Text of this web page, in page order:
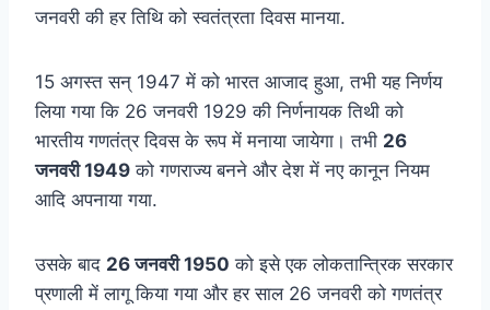
जनवरी की हर तिथि को स्वतंत्रता दिवस मानया.
15 अगस्त सन् 1947 में को भारत आजाद हुआ, तभी यह निर्णय
लिया गया कि 26 जनवरी 1929 की निर्णनायक तिथी को
भारतीय गणतंत्र दिवस के रूप में मनाया जायेगा। तभी 26
जनवरी 1949 को गणराज्य बनने और देश में नए कानून नियम
आदि अपनाया गया.
उसके बाद 26 जनवरी 1950 को इसे एक लोकतान्त्रिक सरकार
प्रणाली में लागू किया गया और हर साल 26 जनवरी को गणतंत्र